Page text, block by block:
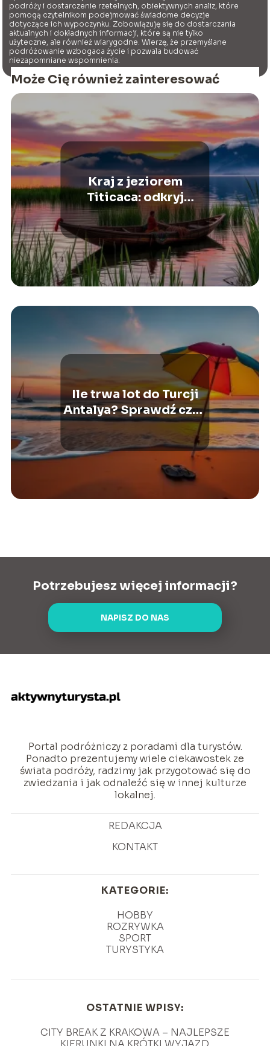
podróży i dostarczenie rzetelnych, obiektywnych analiz, które
pomogą czytelnikom podejmować świadome decyzje
dotyczące ich wypoczynku. Zobowiązuję się do dostarczania
aktualnych i dokładnych informacji, które są nie tylko
użyteczne, ale również wiarygodne. Wierzę, że przemyślane
podróżowanie wzbogaca życie i pozwala budować
niezapomniane wspomnienia.
Może Cię również zainteresować
Kraj z jeziorem
Titicaca: odkryj
tajemnice i piękno tego
miejsca
Ile trwa lot do Turcji
Antalya? Sprawdź czas
podróży z Polski!
Potrzebujesz więcej informacji?
NAPISZ DO NAS
Portal podróżniczy z poradami dla turystów.
Ponadto prezentujemy wiele ciekawostek ze
świata podróży, radzimy jak przygotować się do
zwiedzania i jak odnaleźć się w innej kulturze
lokalnej.
REDAKCJA
KONTAKT
KATEGORIE:
HOBBY
ROZRYWKA
SPORT
TURYSTYKA
OSTATNIE WPISY:
CITY BREAK Z KRAKOWA – NAJLEPSZE